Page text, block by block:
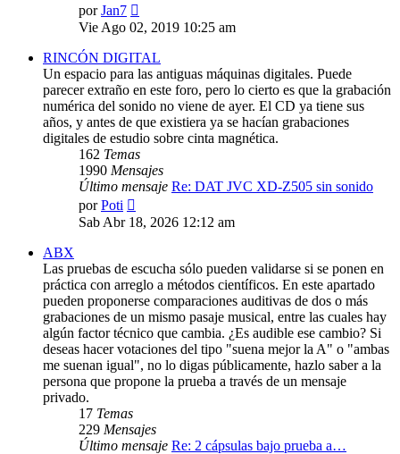
porJan7
último
mensaje
Vie Ago 02, 2019 10:25 am
RINCÓN DIGITAL
Un espacio para las antiguas máquinas digitales. Puede
parecer extraño en este foro, pero lo cierto es que la grabación
numérica del sonido no viene de ayer. El CD ya tiene sus
años, y antes de que existiera ya se hacían grabaciones
digitales de estudio sobre cinta magnética.
162 Temas
1990 Mensajes
Último mensaje Re: DAT JVC XD-Z505 sin sonido
porPoti
último
mensaje
Sab Abr 18, 2026 12:12 am
ABX
Las pruebas de escucha sólo pueden validarse si se ponen en
práctica con arreglo a métodos científicos. En este apartado
pueden proponerse comparaciones auditivas de dos o más
grabaciones de un mismo pasaje musical, entre las cuales hay
algún factor técnico que cambia. ¿Es audible ese cambio? Si
deseas hacer votaciones del tipo "suena mejor la A" o "ambas
me suenan igual", no lo digas públicamente, hazlo saber a la
persona que propone la prueba a través de un mensaje
privado.
17 Temas
229 Mensajes
Último mensaje Re: 2 cápsulas bajo prueba a…